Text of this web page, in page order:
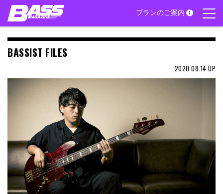
Skip
content
プランのご案内
BASSIST FILES
2020.08.14 UP